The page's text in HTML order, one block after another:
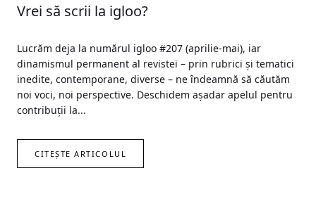
Vrei să scrii la igloo?
Lucrăm deja la numărul igloo #207 (aprilie-mai), iar
dinamismul permanent al revistei – prin rubrici și tematici
inedite, contemporane, diverse – ne îndeamnă să căutăm
noi voci, noi perspective. Deschidem așadar apelul pentru
contribuții la...
CITEȘTE ARTICOLUL